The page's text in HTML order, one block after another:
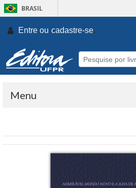
BRASIL
Entre ou cadastre-se.
Menu